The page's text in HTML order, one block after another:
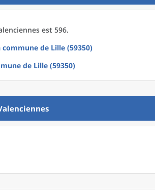
est 596.
commune de Lille (59350)
de Lille (59350)